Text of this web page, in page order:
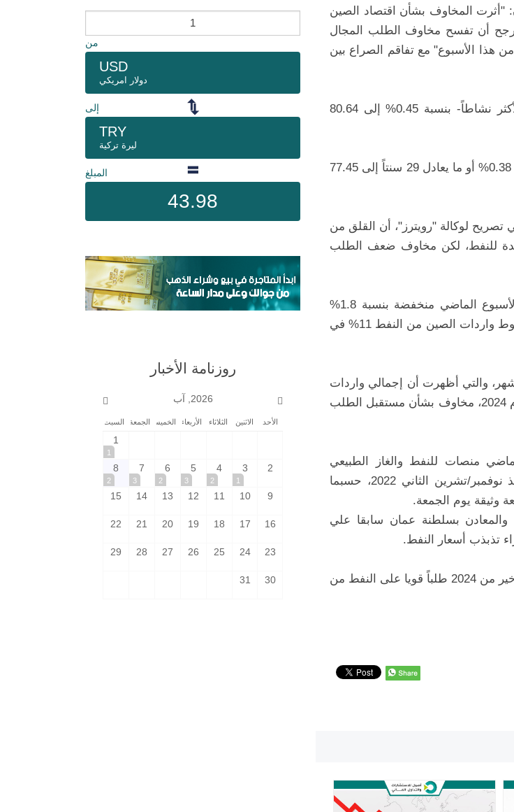
"أثرت المخاوف بشأن اقتصاد الصين
أن تفسح مخاوف الطلب المجال
هذا الأسبوع" مع تفاقم الصراع بين
وزادت أسعار العقود الآجلة لخام برنت القياسي تسليم أكتوبر -الأكثر نشاطاً- بنسبة 0.45% إلى 80.64
وارتفعت العقود الآجلة لخام نايمكس الأمريكي تسليم سبتمبر بنسبة 0.38% أو ما يعادل 29 سنتاً إلى 77.45
لوكالة "رويترز"، أن القلق من
للنفط، لكن مخاوف ضعف الطلب
حيث أنهت العقود الأكثر نشاطاً لخامي برنت ونايمكس تعاملات الأسبوع الماضي منخفضة بنسبة 1.8%
و3.7% على الترتيب، وأظهرت بيانات رسمية صدرت في 20 يوليو هبوط واردات الصين من النفط 11% في
والتي أظهرت أن إجمالي واردات
الصين من زيت الوقود انخفض بنسبة 11% في النصف الأول من عام 2024، مخاوف بشأن مستقبل الطلب
منصات للنفط والغاز الطبيعي
للأسبوع الثاني على التوالي، مما عزز العدد الشهري بأكبر قدر منذ نوفمبر/تشرين الثاني 2022، حسبما
وثيقة يوم الجمعة.
والمعادن بسلطنة عمان سابقا علي
تذبذب أسعار النفط.
وتوقع الريامي، في مقابلة مع "العربية Business"، أن يشهد الربع الأخير من 2024 طلباً قويا على النفط من
من
USD
دولار امريكي
إلى
TRY
ليرة تركية
المبلغ
43.98
روزنامة الأخبار
2026, آب
الأحد الاثنين الثلاثاء الأربعاء الخميس الجمعة السبت
1
1
2
3
1
4
2
5
3
6
2
7
3
8
2
9
10
11
12
13
14
15
16
17
18
19
20
21
22
23
24
25
26
27
28
29
30
31